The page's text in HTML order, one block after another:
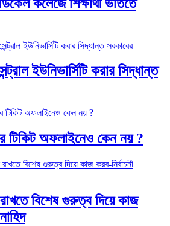
কলেজে শিক্ষার্থী ভর্তিতে
ইউনিভার্সিটি করার সিদ্ধান্ত
টিকিট অফলাইনেও কেন নয় ?
বিশেষ গুরুত্ব দিয়ে কাজ